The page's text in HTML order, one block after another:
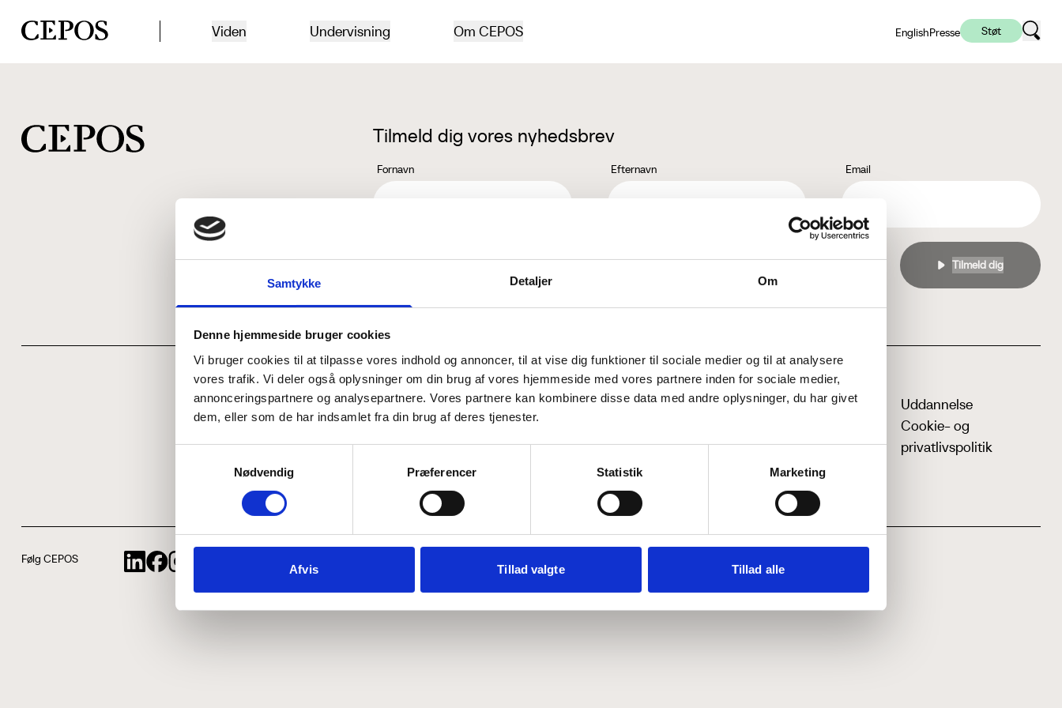
Samtykke Detaljer Om
Denne hjemmeside bruger cookies
Vi bruger cookies til at tilpasse vores indhold og annoncer, til at vise dig funktioner til sociale medier og til at analysere
vores trafik. Vi deler også oplysninger om din brug af vores hjemmeside med vores partnere inden for sociale medier,
annonceringspartnere og analysepartnere. Vores partnere kan kombinere disse data med andre oplysninger, du har givet
dem, eller som de har indsamlet fra din brug af deres tjenester.
Nødvendig
Præferencer Statistik Marketing
Afvis Tillad valgte Tillad alle
CEPOS logo Viden Undervisning Om CEPOS EnglishPresse Støt
Tilmeld dig vores nyhedsbrev
Fornavn Efternavn Email
Jeg accepterer behandlingen af mine personoplysninger i henhold tilprivatlivspolitikken
Hvem er CEPOS
Vores værdier
Medarbejdere
Kontakt
Analyser
ABCepos
Podcast
Uddannelse
Cookie- og
privatlivspolitik
Følg CEPOS